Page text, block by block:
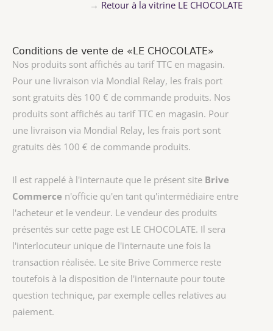
→ Retour à la vitrine LE CHOCOLATE
Conditions de vente de «LE CHOCOLATE»
Nos produits sont affichés au tarif TTC en magasin.
Pour une livraison via Mondial Relay, les frais port
sont gratuits dès 100 € de commande produits. Nos
produits sont affichés au tarif TTC en magasin. Pour
une livraison via Mondial Relay, les frais port sont
gratuits dès 100 € de commande produits.
Il est rappelé à l'internaute que le présent site Brive
Commerce n'officie qu'en tant qu'intermédiaire entre
l'acheteur et le vendeur. Le vendeur des produits
présentés sur cette page est LE CHOCOLATE. Il sera
l'interlocuteur unique de l'internaute une fois la
transaction réalisée. Le site Brive Commerce reste
toutefois à la disposition de l'internaute pour toute
question technique, par exemple celles relatives au
paiement.